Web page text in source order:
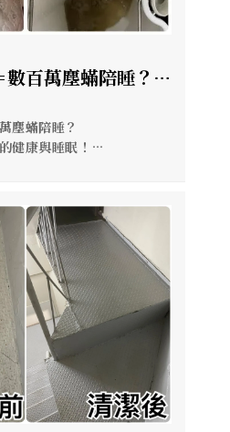
百萬塵蟎陪睡？
床墊更要定期洗
潔/高雄床墊清洗
塵蟎陪睡？
健康與睡眠！